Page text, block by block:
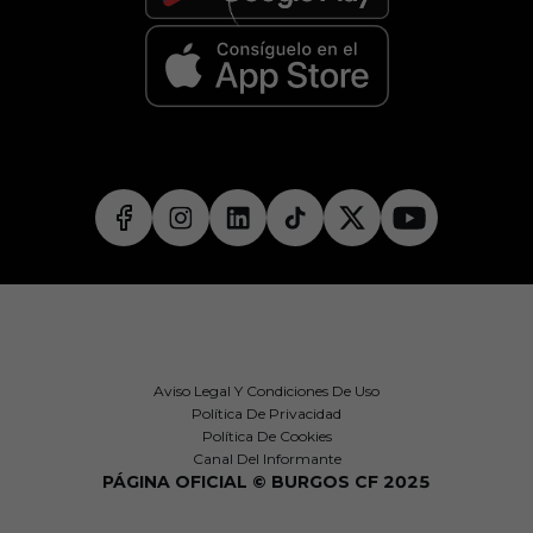
Aviso Legal Y Condiciones De Uso
Política De Privacidad
Política De Cookies
Canal Del Informante
PÁGINA OFICIAL © BURGOS CF 2025